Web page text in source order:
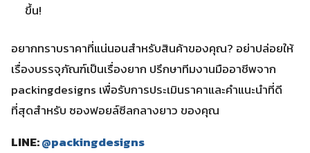
ขึ้น!
อยากทราบราคาที่แน่นอนสำหรับสินค้าของคุณ? อย่าปล่อยให้
เรื่องบรรจุภัณฑ์เป็นเรื่องยาก ปรึกษาทีมงานมืออาชีพจาก
packingdesigns เพื่อรับการประเมินราคาและคำแนะนำที่ดี
ที่สุดสำหรับ ซองฟอยล์ซีลกลางยาว ของคุณ
LINE:@packingdesigns